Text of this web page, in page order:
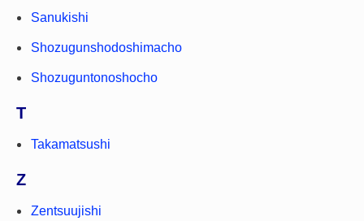
Sanukishi
Shozugunshodoshimacho
Shozuguntonoshocho
T
Takamatsushi
Z
Zentsuujishi